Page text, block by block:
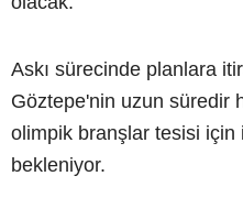
Askı sürecinde planlara
Göztepe'nin uzun süredir
olimpik branşlar tesisi için
bekleniyor.